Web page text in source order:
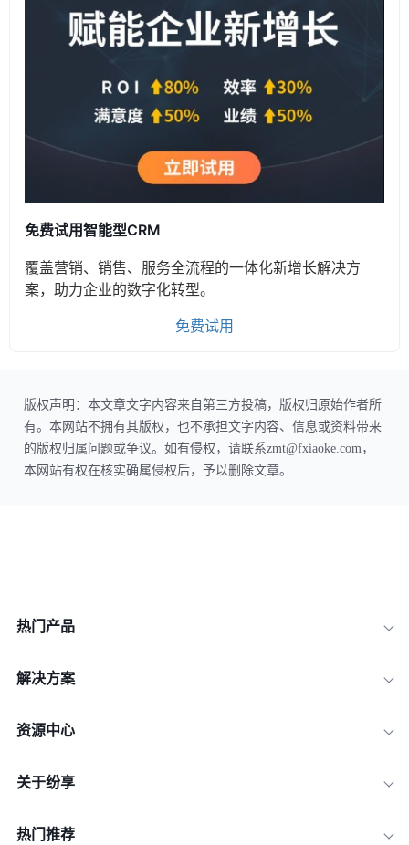
免费试用智能型CRM
覆盖营销、销售、服务全流程的一体化新增长解决方
案，助力企业的数字化转型。
免费试用
版权声明：本文章文字内容来自第三方投稿，版权归原始作者所
有。本网站不拥有其版权，也不承担文字内容、信息或资料带来
的版权归属问题或争议。如有侵权，请联系zmt@fxiaoke.com，
本网站有权在核实确属侵权后，予以删除文章。
热门产品
解决方案
资源中心
关于纷享
热门推荐